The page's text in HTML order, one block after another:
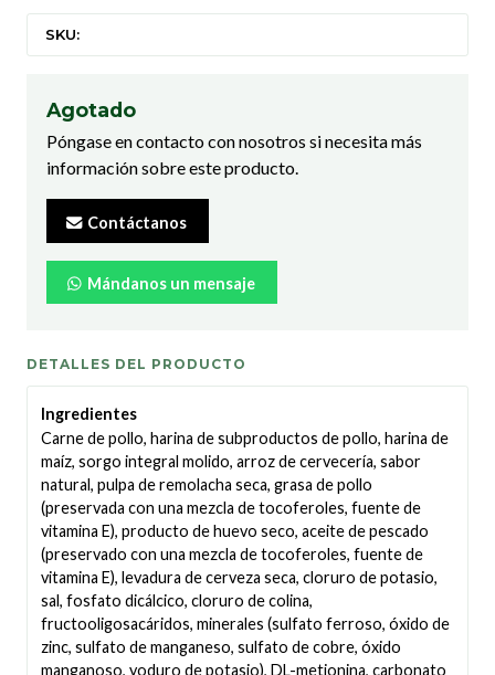
SKU:
Agotado
Póngase en contacto con nosotros si necesita más
información sobre este producto.
Contáctanos
Mándanos un mensaje
DETALLES DEL PRODUCTO
Ingredientes
Carne de pollo, harina de subproductos de pollo, harina de
maíz, sorgo integral molido, arroz de cervecería, sabor
natural, pulpa de remolacha seca, grasa de pollo
(preservada con una mezcla de tocoferoles, fuente de
vitamina E), producto de huevo seco, aceite de pescado
(preservado con una mezcla de tocoferoles, fuente de
vitamina E), levadura de cerveza seca, cloruro de potasio,
sal, fosfato dicálcico, cloruro de colina,
fructooligosacáridos, minerales (sulfato ferroso, óxido de
zinc, sulfato de manganeso, sulfato de cobre, óxido
manganoso, yoduro de potasio), DL-metionina, carbonato